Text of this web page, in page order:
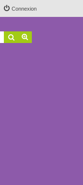
Connexion
Rechercher